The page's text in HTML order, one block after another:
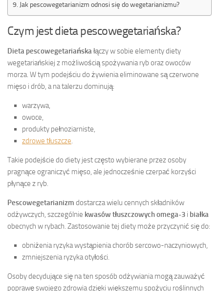
Jak pescowegetarianizm odnosi się do wegetarianizmu?
Czym jest dieta pescowegetariańska?
Dieta pescowegetariańskałączy w sobie elementy diety
wegetariańskiej z możliwością spożywania ryb oraz owoców
morza. W tym podejściu do żywienia eliminowane są czerwone
mięso i drób, a na talerzu dominują:
warzywa,
owoce,
produkty pełnoziarniste,
zdrowe tłuszcze.
Takie podejście do diety jest często wybierane przez osoby
pragnące ograniczyć mięso, ale jednocześnie czerpać korzyści
płynące z ryb.
Pescowegetarianizm dostarcza wielu cennych składników
odżywczych, szczególnie kwasów tłuszczowych omega-3 i białka
obecnych w rybach. Zastosowanie tej diety może przyczynić się do:
obniżenia ryzyka wystąpienia chorób sercowo-naczyniowych,
zmniejszenia ryzyka otyłości.
Osoby decydujące się na ten sposób odżywiania mogą zauważyć
poprawę swojego zdrowia dzięki większemu spożyciu roślinnych